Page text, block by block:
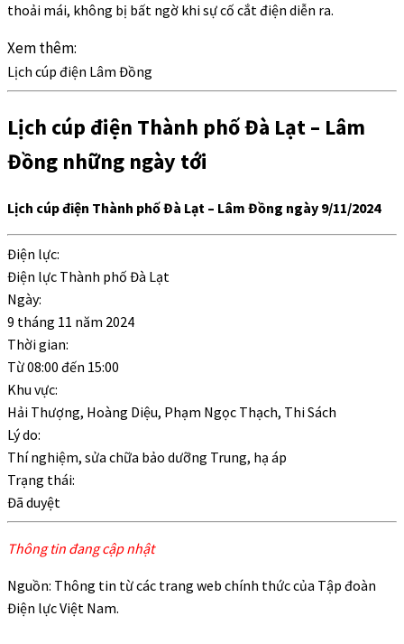
thoải mái, không bị bất ngờ khi sự cố cắt điện diễn ra.
Xem thêm:
Lịch cúp điện Lâm Đồng
Lịch cúp điện Thành phố Đà Lạt – Lâm
Đồng những ngày tới
Lịch cúp điện Thành phố Đà Lạt – Lâm Đồng ngày 9/11/2024
Điện lực:
Điện lực Thành phố Đà Lạt
Ngày:
9 tháng 11 năm 2024
Thời gian:
Từ08:00 đến 15:00
Khu vực:
Hải Thượng, Hoàng Diệu, Phạm Ngọc Thạch, Thi Sách
Lý do:
Thí nghiệm, sửa chữa bảo dưỡng Trung, hạ áp
Trạng thái:
Đã duyệt
Thông tin đang cập nhật
Nguồn: Thông tin từ các trang web chính thức của Tập đoàn
Điện lực Việt Nam.